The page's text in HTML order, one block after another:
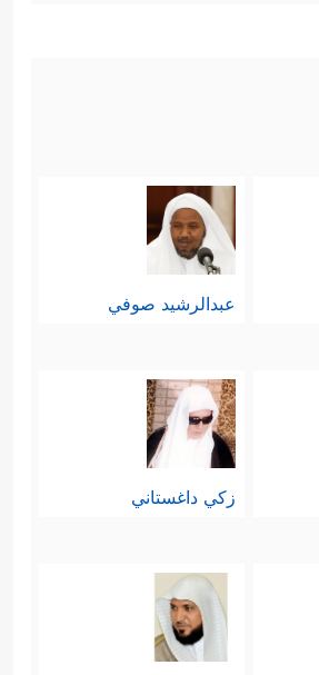
عبدالرشيد صوفي
زكي داغستاني